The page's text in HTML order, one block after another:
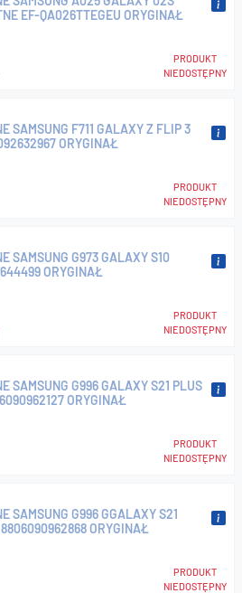
EF-QA026TTEGEU ORYGINAŁ
PRODUKT
NIEDOSTĘPNY
SAMSUNG F711 GALAXY Z FLIP 3
ORYGINAŁ
PRODUKT
NIEDOSTĘPNY
SAMSUNG G973 GALAXY S10
ORYGINAŁ
PRODUKT
NIEDOSTĘPNY
SAMSUNG G996 GALAXY S21 PLUS
ORYGINAŁ
PRODUKT
NIEDOSTĘPNY
SAMSUNG G996 GGALAXY S21
ORYGINAŁ
PRODUKT
NIEDOSTĘPNY